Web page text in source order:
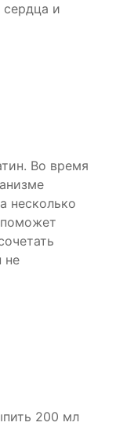
сердца и
Во время
несколько
поможет
не
200 мл